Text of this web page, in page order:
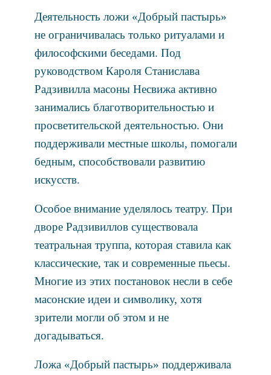
Деятельность ложи «Добрый пастырь»
не ограничивалась только ритуалами и
философскими беседами. Под
руководством Кароля Станислава
Радзивилла масоны Несвижа активно
занимались благотворительностью и
просветительской деятельностью. Они
поддерживали местные школы, помогали
бедным, способствовали развитию
искусств.
Особое внимание уделялось театру. При
дворе Радзивиллов существовала
театральная труппа, которая ставила как
классические, так и современные пьесы.
Многие из этих постановок несли в себе
масонские идеи и символику, хотя
зрители могли об этом и не
догадываться.
Ложа «Добрый пастырь» поддерживала